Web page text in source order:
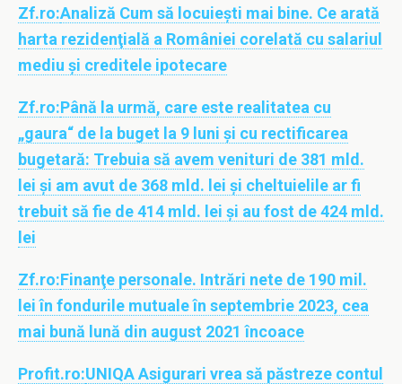
Zf.ro:Analiză Cum să locuieşti mai bine. Ce arată
harta rezidenţială a României corelată cu salariul
mediu şi creditele ipotecare
Zf.ro:Până la urmă, care este realitatea cu
„gaura“ de la buget la 9 luni şi cu rectificarea
bugetară: Trebuia să avem venituri de 381 mld.
lei şi am avut de 368 mld. lei şi cheltuielile ar fi
trebuit să fie de 414 mld. lei şi au fost de 424 mld.
lei
Zf.ro:Finanţe personale. Intrări nete de 190 mil.
lei în fondurile mutuale în septembrie 2023, cea
mai bună lună din august 2021 încoace
Profit.ro:UNIQA Asigurari vrea să păstreze contul